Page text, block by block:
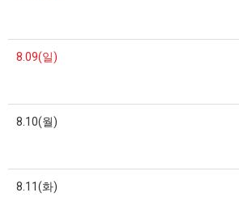
8.09(일)
8.10(월)
8.11(화)